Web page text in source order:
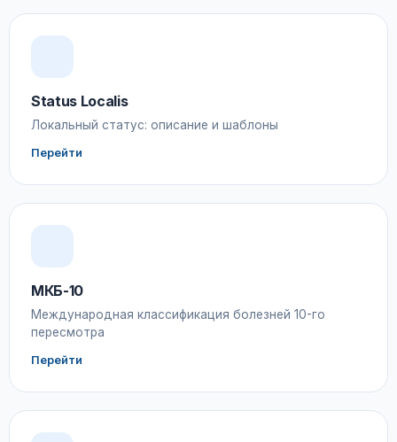
Status Localis
Локальный статус: описание и шаблоны
Перейти
МКБ-10
Международная классификация болезней 10-го
пересмотра
Перейти